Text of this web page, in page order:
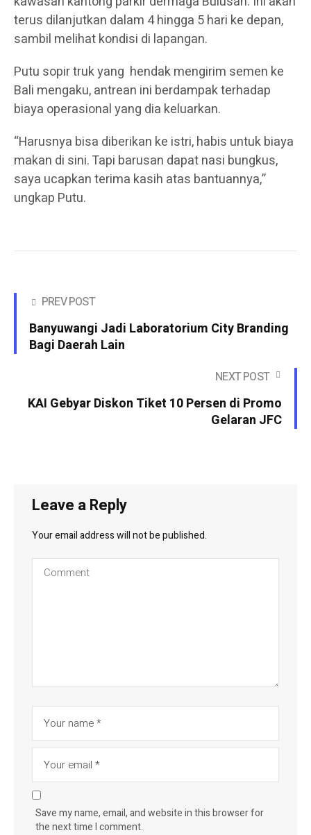
terus dilanjutkan dalam 4 hingga 5 hari ke depan,
sambil melihat kondisi di lapangan.
Putu sopir truk yang hendak mengirim semen ke
Bali mengaku, antrean ini berdampak terhadap
biaya operasional yang dia keluarkan.
“Harusnya bisa diberikan ke istri, habis untuk biaya
makan di sini. Tapi barusan dapat nasi bungkus,
saya ucapkan terima kasih atas bantuannya,”
ungkap Putu.
PREV POST
Banyuwangi Jadi Laboratorium City Branding
Bagi Daerah Lain
NEXT POST
KAI Gebyar Diskon Tiket 10 Persen di Promo
Gelaran JFC
Leave a Reply
Your email address will not be published.
Save my name, email, and website in this browser for
the next time I comment.